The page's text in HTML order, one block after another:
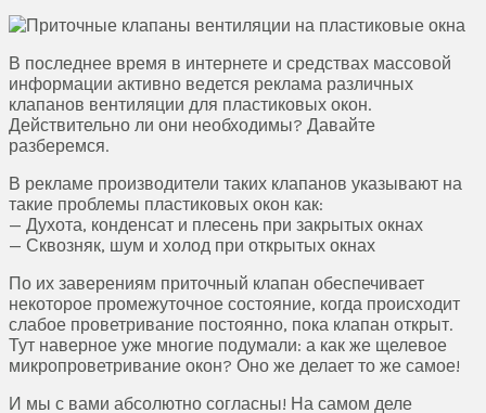
В последнее время в интернете и средствах массовой
информации активно ведется реклама различных
клапанов вентиляции для пластиковых окон.
Действительно ли они необходимы? Давайте
разберемся.
В рекламе производители таких клапанов указывают на
такие проблемы пластиковых окон как:
— Духота, конденсат и плесень при закрытых окнах
— Сквозняк, шум и холод при открытых окнах
По их заверениям приточный клапан обеспечивает
некоторое промежуточное состояние, когда происходит
слабое проветривание постоянно, пока клапан открыт.
Тут наверное уже многие подумали: а как же щелевое
микропроветривание окон? Оно же делает то же самое!
И мы с вами абсолютно согласны! На самом деле